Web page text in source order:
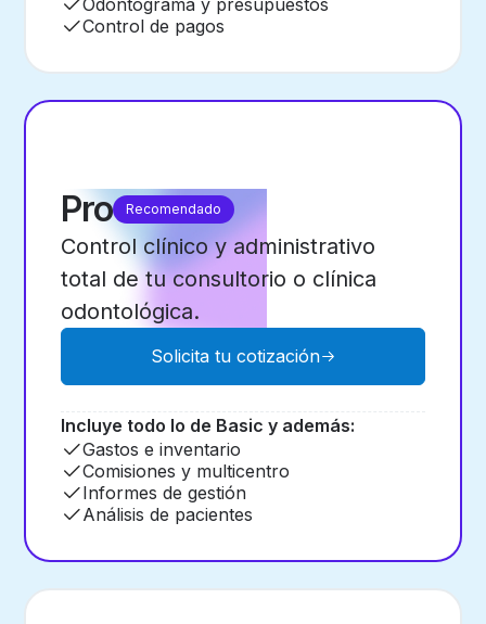
Odontograma y presupuestos
Control de pagos
Pro Recomendado
Control clínico y administrativo
total de tu consultorio o clínica
odontológica.
Solicita tu cotización
Incluye todo lo de Basic y además:
Gastos e inventario
Comisiones y multicentro
Informes de gestión
Análisis de pacientes